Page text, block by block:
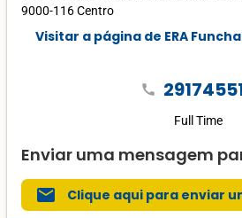
9000-116 Centro
Visitar a página de ERA
call
Full Time
Enviar uma mensagem
mail Clique aqui para enviar